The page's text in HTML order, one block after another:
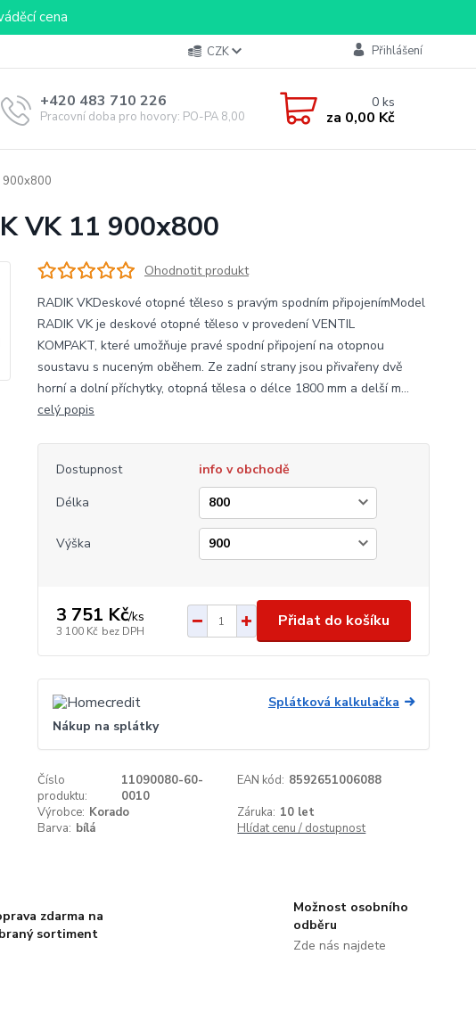
cena
CZK Přihlášení
+420 483 710 226
Pracovní doba pro hovory: PO-PA 8,00-16,00
0ks
za 0,00 Kč
900x800
VK 11 900x800
Ohodnotit produkt
RADIK VKDeskové otopné těleso s pravým spodním připojenímModel
RADIK VK je deskové otopné těleso v provedení VENTIL
KOMPAKT, které umožňuje pravé spodní připojení na otopnou
soustavu s nuceným oběhem. Ze zadní strany jsou přivařeny dvě
horní a dolní příchytky, otopná tělesa o délce 1800 mm a delší m...
celý popis
Dostupnost
info v obchodě
Délka
Výška
3 751 Kč/ks
3 100 Kč bez DPH
Přidat do košíku
Splátková kalkulačka
Nákup na splátky
Číslo
produktu:
11090080-60-
0010
EAN kód: 8592651006088
Výrobce: Korado Záruka: 10 let
Barva: bílá Hlídat cenu / dostupnost
zdarma na
sortiment
Možnost osobního
odběru
Zde nás najdete